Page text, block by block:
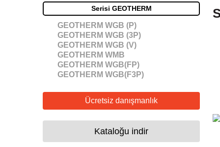
Serisi GEOTHERM
GEOTHERM WGB (P)
GEOTHERM WGB (3P)
GEOTHERM WGB (V)
GEOTHERM WMB
GEOTHERM WGB(FP)
GEOTHERM WGB(F3P)
Ücretsiz danışmanlık
Kataloğu indir